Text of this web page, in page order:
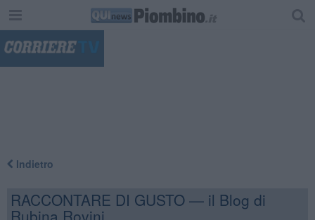
Indietro
RACCONTARE DI GUSTO — il Blog di
Rubina Rovini